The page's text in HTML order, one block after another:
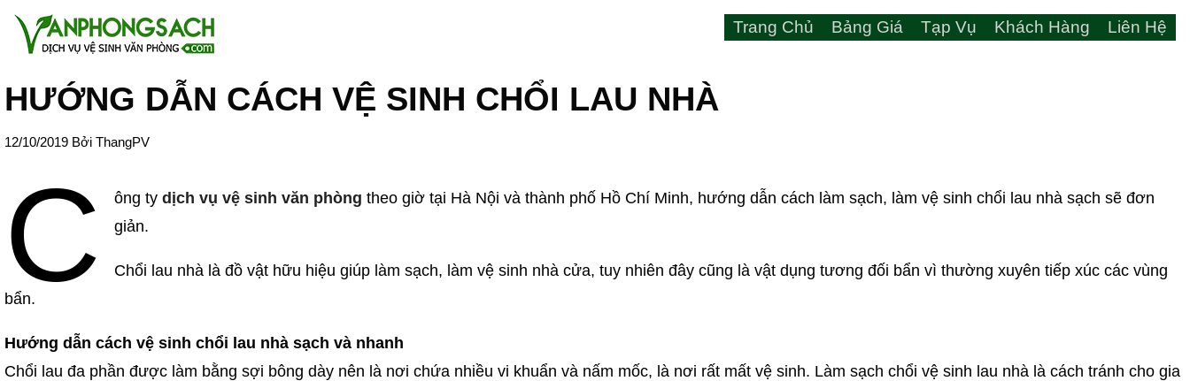
Trang Chủ Bảng Giá Tạp Vụ Khách Hàng Liên Hệ
HƯỚNG DẪN CÁCH VỆ SINH CHỔI LAU NHÀ
12/10/2019 Bởi ThangPV
C ông tydịch vụ vệ sinh văn phòng theo giờ tại Hà Nội và thành phố Hồ Chí Minh, hướng dẫn cách làm sạch, làm vệ sinh chổi lau nhà sạch sẽ đơn
giản.
Chổi lau nhà là đồ vật hữu hiệu giúp làm sạch, làm vệ sinh nhà cửa, tuy nhiên đây cũng là vật dụng tương đối bẩn vì thường xuyên tiếp xúc các vùng
bẩn.
Hướng dẫn cách vệ sinh chổi lau nhà sạch và nhanh
Chổi lau đa phần được làm bằng sợi bông dày nên là nơi chứa nhiều vi khuẩn và nấm mốc, là nơi rất mất vệ sinh. Làm sạch chổi vệ sinh lau nhà là cách tránh cho gia